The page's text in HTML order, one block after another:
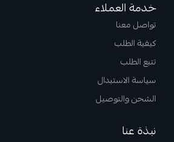
خدمة العملاء
تواصل معنا
كيفية الطلب
تتبع الطلب
سياسة الاستبدال
الشحن والتوصيل
نبذة عنا